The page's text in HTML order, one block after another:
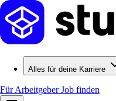
Alles für deine Karriere
Für ArbeitgeberJob finden